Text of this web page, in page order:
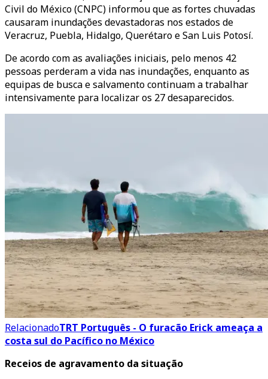
Civil do México (CNPC) informou que as fortes chuvadas
causaram inundações devastadoras nos estados de
Veracruz, Puebla, Hidalgo, Querétaro e San Luis Potosí.
De acordo com as avaliações iniciais, pelo menos 42
pessoas perderam a vida nas inundações, enquanto as
equipas de busca e salvamento continuam a trabalhar
intensivamente para localizar os 27 desaparecidos.
RelacionadoTRT Português - O furacão Erick ameaça a
costa sul do Pacífico no México
Receios de agravamento da situação